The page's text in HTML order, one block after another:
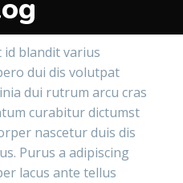
id blandit varius
dui dis volutpat
dui rutrum arcu cras
curabitur dictumst
nascetur duis dis
Purus a adipiscing
lacus ante tellus